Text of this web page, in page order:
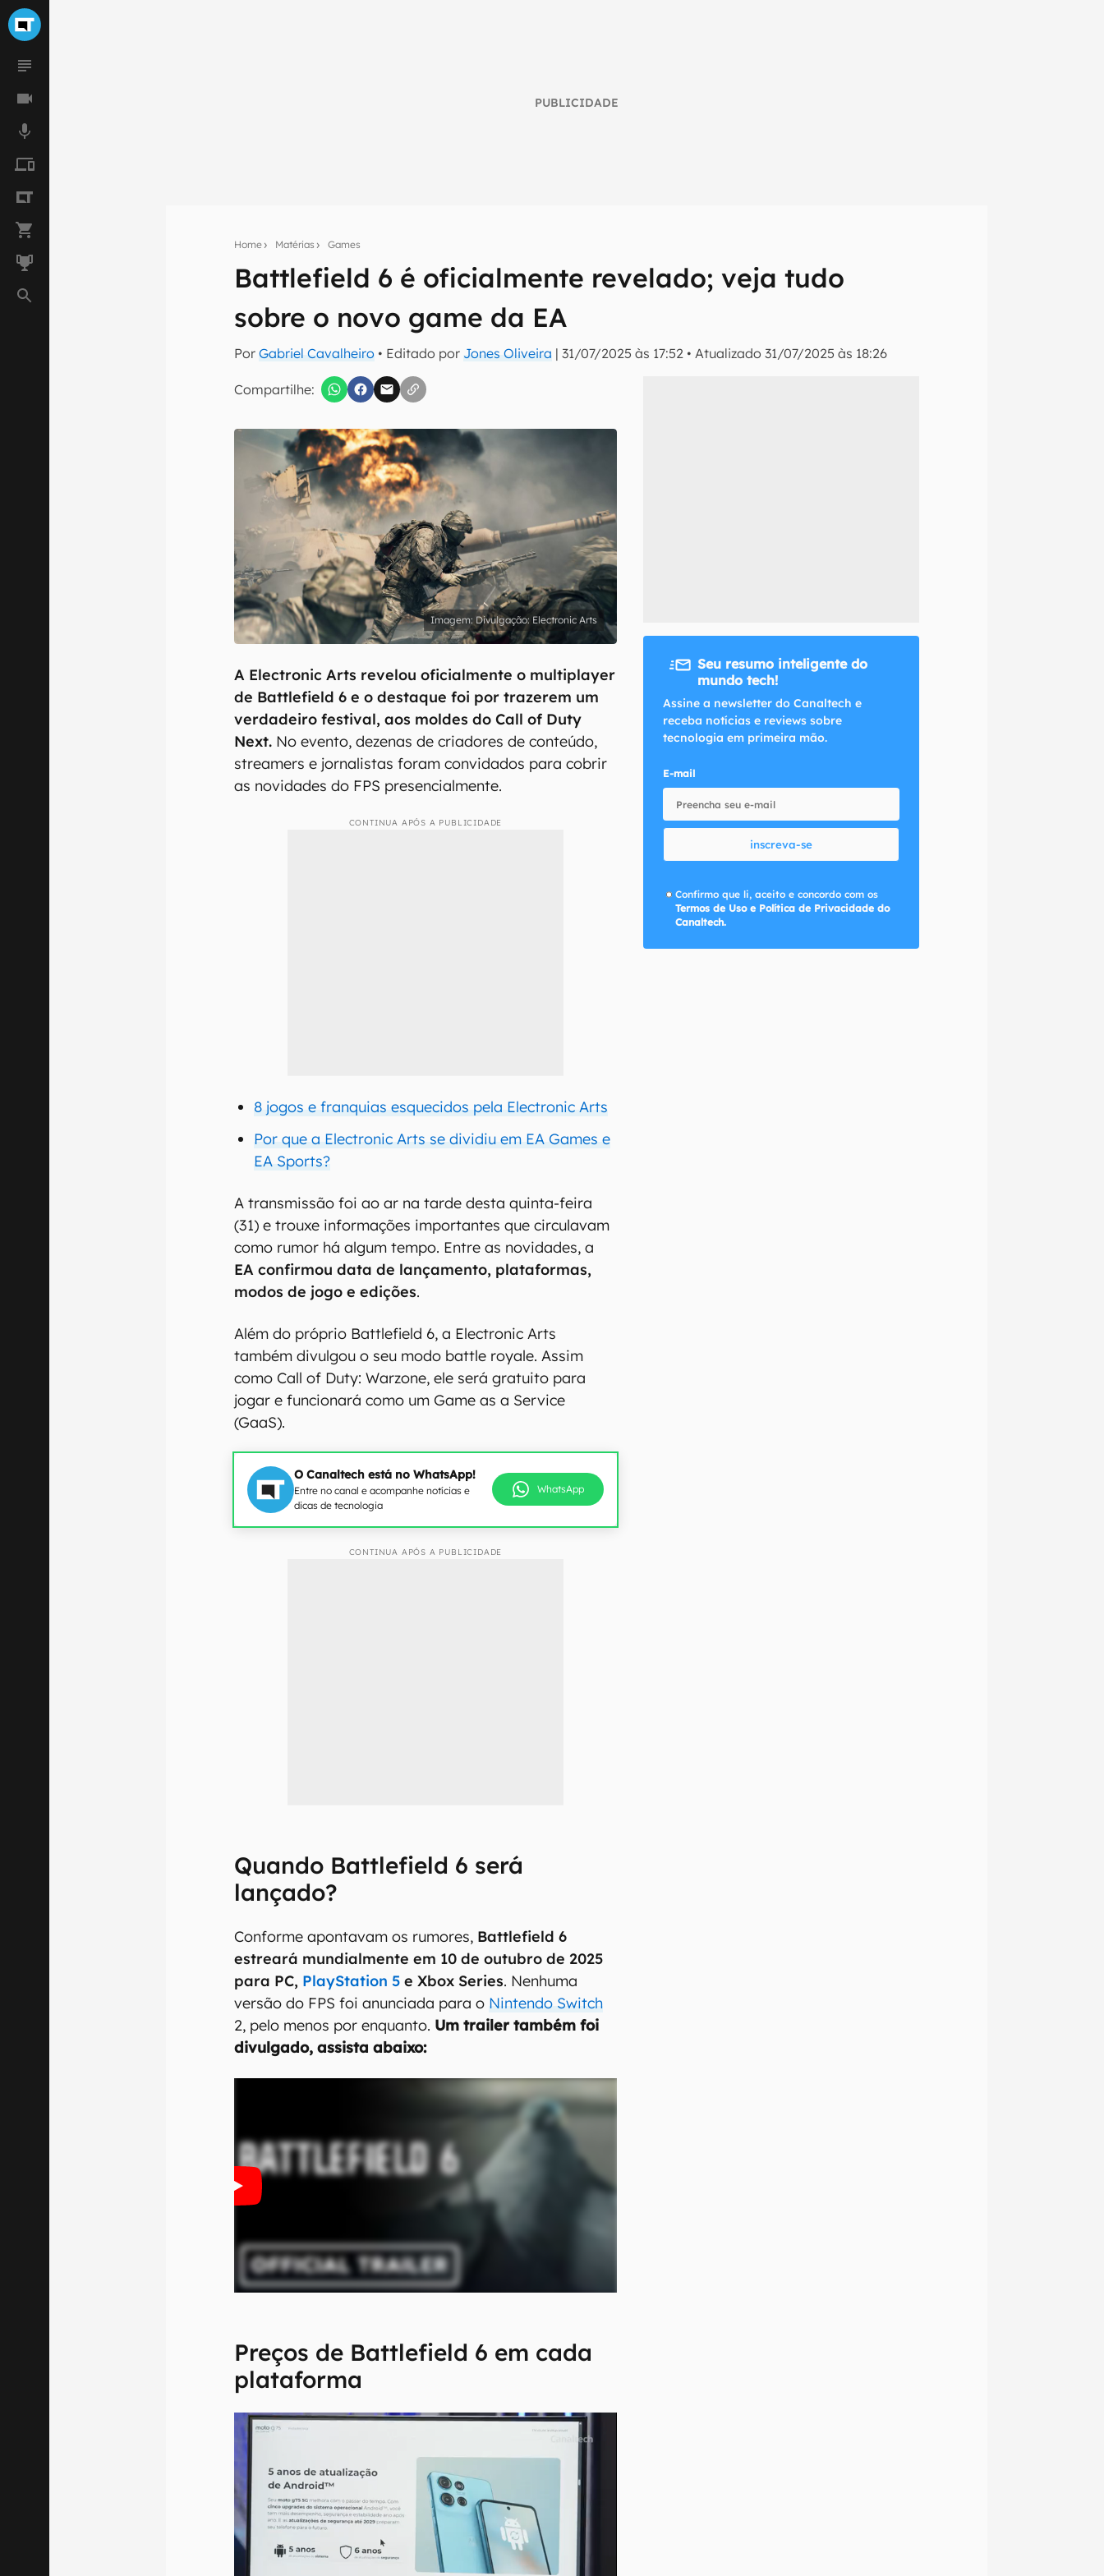
PUBLICIDADE
Home Matérias Games
Battlefield 6 é oficialmente revelado; veja tudo
sobre o novo game da EA
PorGabriel Cavalheiro • Editado por Jones Oliveira |31/07/2025 às 17:52 •Atualizado31/07/2025 às 18:26
Compartilhe:
Assine a newsletter do Canaltech e receba notícias e reviews sobre tecnologia em primeira
Confirmo que li, aceito e concordo com os
Divulgação: Electronic Arts
A Electronic Arts revelou oficialmente o multiplayer
de Battlefield 6 e o destaque foi por trazerem um
verdadeiro festival, aos moldes do Call of Duty
Next. No evento, dezenas de criadores de conteúdo,
streamers e jornalistas foram convidados para cobrir
as novidades do FPS presencialmente.
CONTINUA APÓS A PUBLICIDADE
8 jogos e franquias esquecidos pela Electronic Arts
Por que a Electronic Arts se dividiu em EA Games e
EA Sports?
A transmissão foi ao ar na tarde desta quinta-feira
(31) e trouxe informações importantes que circulavam
como rumor há algum tempo. Entre as novidades, a
EA confirmou data de lançamento, plataformas,
modos de jogo e edições.
Além do próprio Battlefield 6, a Electronic Arts
também divulgou o seu modo battle royale. Assim
como Call of Duty: Warzone, ele será gratuito para
jogar e funcionará como um Game as a Service
(GaaS).
O Canaltech está no WhatsApp!
Entre no canal e acompanhe notícias e
dicas de tecnologia
WhatsApp
CONTINUA APÓS A PUBLICIDADE
Quando Battlefield 6 será
lançado?
Conforme apontavam os rumores, Battlefield 6
estreará mundialmente em 10 de outubro de 2025
para PC, PlayStation 5 e Xbox Series. Nenhuma
versão do FPS foi anunciada para o Nintendo Switch
2, pelo menos por enquanto. Um trailer também foi
divulgado, assista abaixo:
Preços de Battlefield 6 em cada
plataforma
Seu resumo inteligente do
mundo tech!
Assine a newsletter do Canaltech e
receba notícias e reviews sobre
tecnologia em primeira mão.
E-mail
inscreva-se
Confirmo que li, aceito e concordo com os
Termos de Uso e Política de Privacidade do
Canaltech.